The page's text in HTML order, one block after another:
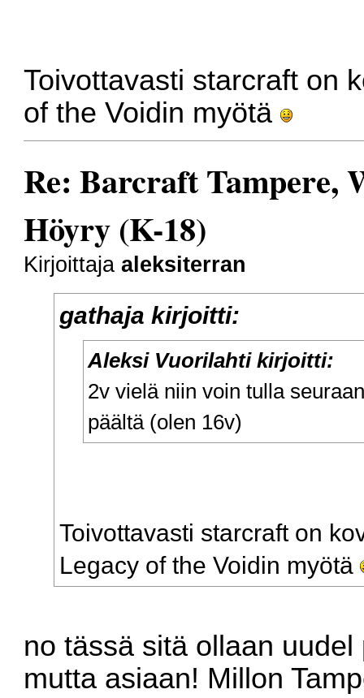
Toivottavasti starcraft on
of the Voidin myötä
Re: Barcraft Tampere,
Höyry (K-18)
Kirjoittajaaleksiterran
gathaja kirjoitti:
Aleksi Vuorilahti kirjoitti:
2v vielä niin voin tulla
päältä (olen 16v)
Toivottavasti starcraft on
Legacy of the Voidin myötä
no tässä sitä ollaan
mutta asiaan! Millon